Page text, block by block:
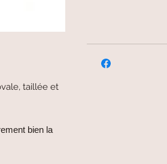
taillée et
bien la